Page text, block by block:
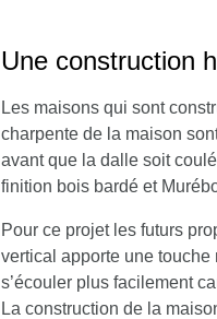
Une construction
Les maisons qui sont
charpente de la maison
avant que la dalle soit
finition bois bardé et
Pour ce projet les futurs
vertical apporte une
s’écouler plus facilement
La construction de la